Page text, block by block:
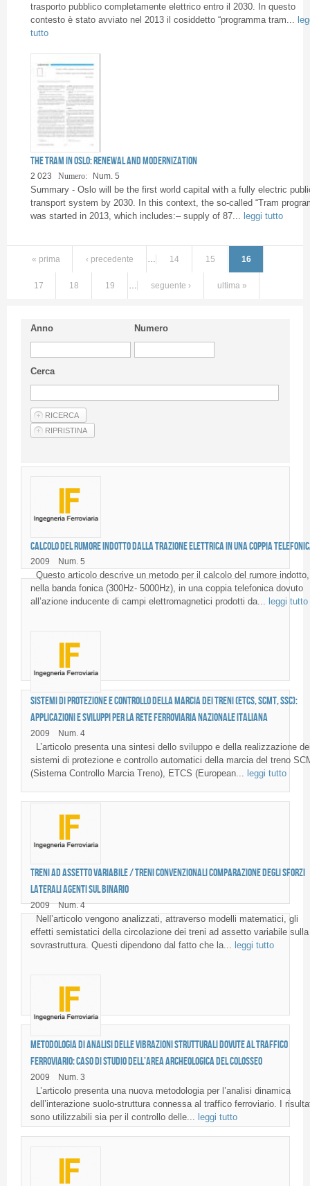
trasporto pubblico completamente elettrico entro il 2030. In questo
contesto è stato avviato nel 2013 il cosiddetto “programma tram...
tutto
The tram in Oslo: renewal and modernization
2 023 Numero: Num. 5
Summary - Oslo will be the first world capital with a fully electric
transport system by 2030. In this context, the so-called “Tram
was started in 2013, which includes:– supply of 87... leggi tutto
« prima ‹ precedente … 14 15 16
17 18 19 … seguente › ultima »
Anno Numero
Cerca
Calcolo del rumore indotto dalla trazione elettrica in una coppia
2009 Num. 5
Questo articolo descrive un metodo per il calcolo del rumore indotto,
nella banda fonica (300Hz- 5000Hz), in una coppia telefonica dovuto
all’azione inducente di campi elettromagnetici prodotti da... leggi tutto
Sistemi di protezione e controllo della marcia dei treni (ETCS, SCMT, SSC):
applicazioni e sviluppi per la rete ferroviaria nazionale italiana
2009 Num. 4
L’articolo presenta una sintesi dello sviluppo e della realizzazione
sistemi di protezione e controllo automatici della marcia del treno
(Sistema Controllo Marcia Treno), ETCS (European... leggi tutto
Treni ad assetto variabile / Treni convenzionali Comparazione degli sforzi
laterali agenti sul binario
2009 Num. 4
Nell’articolo vengono analizzati, attraverso modelli matematici, gli
effetti semistatici della circolazione dei treni ad assetto variabile sulla
sovrastruttura. Questi dipendono dal fatto che la...
leggi tutto
Metodologia di analisi delle vibrazioni strutturali dovute al traffico
ferroviario: caso di studio dell’area archeologica del Colosseo
2009 Num. 3
L’articolo presenta una nuova metodologia per l’analisi dinamica
dell’interazione suolo-struttura connessa al traffico ferroviario. I
sono utilizzabili sia per il controllo delle...
leggi tutto